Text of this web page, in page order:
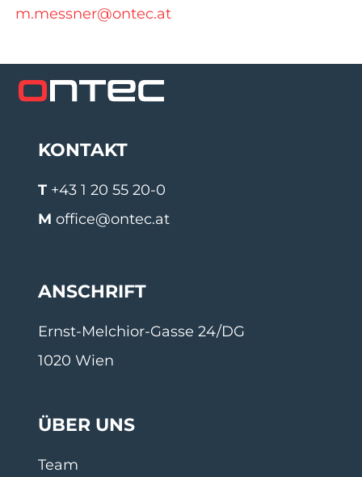
m.messner@ontec.at
KONTAKT
T +43 1 20 55 20-0
M office@ontec.at
ANSCHRIFT
Ernst-Melchior-Gasse 24/DG
1020 Wien
ÜBER UNS
Team